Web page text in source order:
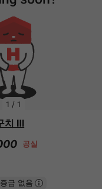
1 / 1
치 Ⅲ
공실
금 없음